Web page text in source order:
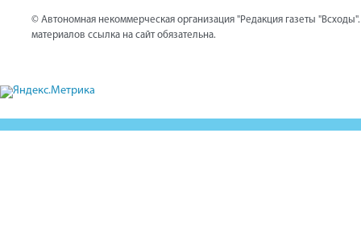
© Автономная некоммерческая организация "Редакция газеты
материалов ссылка на сайт обязательна.